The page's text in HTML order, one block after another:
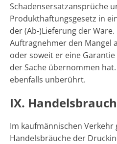
Schadensersatzansprüche
Produkthaftungsgesetz in
der (Ab-)Lieferung der
Auftragnehmer den Mangel
oder soweit er eine
der Sache übernommen hat.
ebenfalls unberührt.
IX. Handelsbrauch
Im kaufmännischen Verkehr
Handelsbräuche der